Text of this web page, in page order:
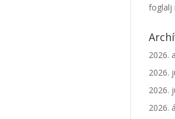
foglalj
2026.
2026.
2026.
2026.